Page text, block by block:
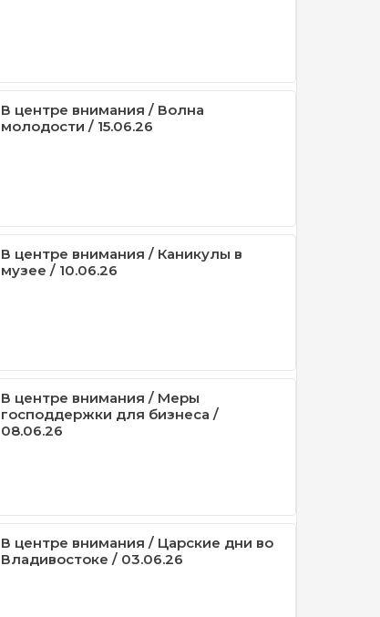
В центре внимания / Волна
молодости / 15.06.26
В центре внимания / Каникулы в
музее / 10.06.26
В центре внимания / Меры
господдержки для бизнеса /
08.06.26
В центре внимания / Царские дни во
Владивостоке / 03.06.26